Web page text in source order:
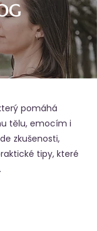
pomáhá
tělu, emocím i
zkušenosti,
tipy, které